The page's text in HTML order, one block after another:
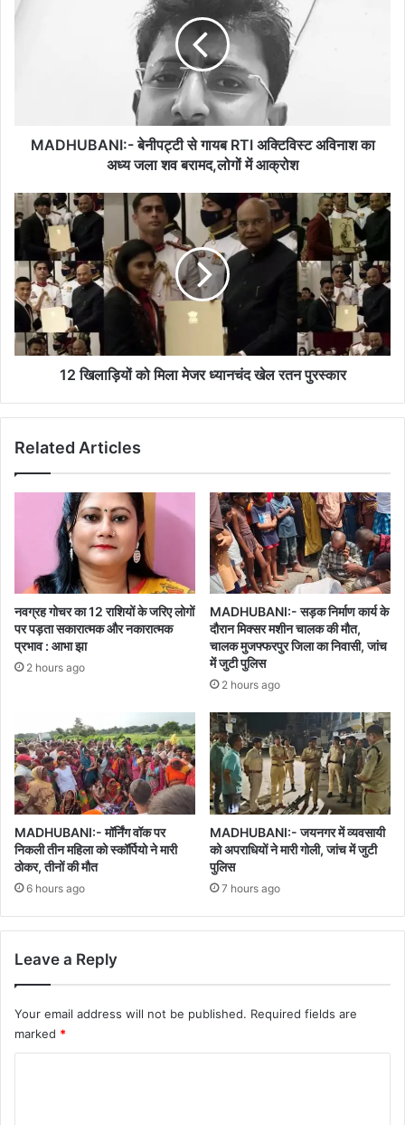
से
जला
में
आक्रोश
MADHUBANI:- बेनीपट्टी से गायब RTI अक्टिविस्ट अविनाश का
अध्य जला शव बरामद,लोगों में आक्रोश
12
खिलाड़ियों
मिला
मेजर
ध्यानचंद
खेल
रतन
पुरस्कार
12 खिलाड़ियों को मिला मेजर ध्यानचंद खेल रतन पुरस्कार
Related Articles
नवग्रह गोचर का 12 राशियों के जरिए लोगों
पर पड़ता सकारात्मक और नकारात्मक
प्रभाव : आभा झा
2 hours ago
MADHUBANI:- सड़क निर्माण कार्य के
दौरान मिक्सर मशीन चालक की मौत,
चालक मुजफ्फरपुर जिला का निवासी, जांच
में जुटी पुलिस
2 hours ago
MADHUBANI:- मॉर्निंग वॉक पर
निकली तीन महिला को स्कॉर्पियो ने मारी
ठोकर, तीनों की मौत
6 hours ago
MADHUBANI:- जयनगर में व्यवसायी
को अपराधियों ने मारी गोली, जांच में जुटी
पुलिस
7 hours ago
Leave a Reply
Your email address will not be published. Required fields are
marked *